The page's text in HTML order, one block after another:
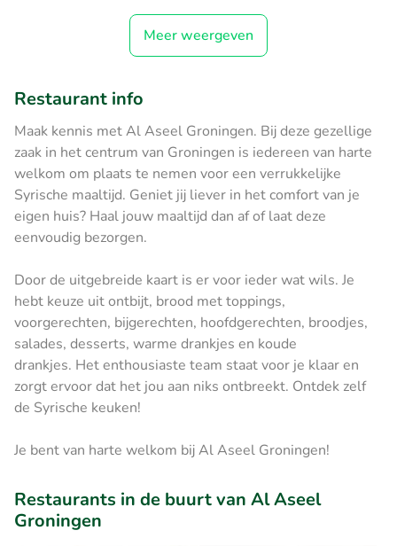
Meer weergeven
Restaurant info
Maak kennis met Al Aseel Groningen. Bij deze gezellige
zaak in het centrum van Groningen is iedereen van harte
welkom om plaats te nemen voor een verrukkelijke
Syrische maaltijd. Geniet jij liever in het comfort van je
eigen huis? Haal jouw maaltijd dan af of laat deze
eenvoudig bezorgen.
Door de uitgebreide kaart is er voor ieder wat wils. Je
hebt keuze uit ontbijt, brood met toppings,
voorgerechten, bijgerechten, hoofdgerechten, broodjes,
salades, desserts, warme drankjes en koude
drankjes. Het enthousiaste team staat voor je klaar en
zorgt ervoor dat het jou aan niks ontbreekt. Ontdek zelf
de Syrische keuken!
Je bent van harte welkom bij Al Aseel Groningen!
Restaurants in de buurt van Al Aseel
Groningen